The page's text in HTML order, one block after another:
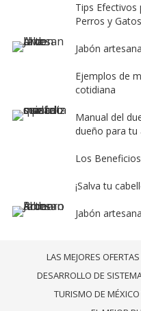
Tips Efectivos
Perros y
Jabón
Ejemplos de
cotidiana
Manual del
dueño para tu
Los
¡Salva tu
Jabón
LAS MEJORES
DESARROLLO DE
TURISMO DE